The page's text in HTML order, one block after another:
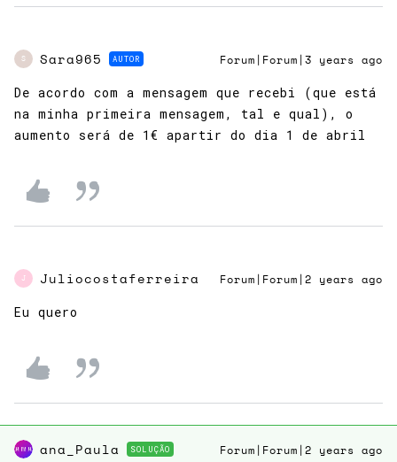
S Sara965 AUTOR Forum|Forum|3 years ago
De acordo com a mensagem que recebi (que está
na minha primeira mensagem, tal e qual), o
aumento será de 1€ apartir do dia 1 de abril
J Juliocostaferreira Forum|Forum|2 years ago
Eu quero
ana_Paula SOLUÇÃO Forum|Forum|2 years ago